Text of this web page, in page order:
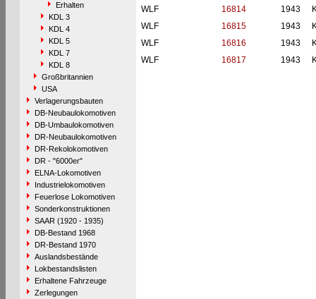
Erhalten
KDL 3
KDL 4
KDL 5
KDL 7
KDL 8
Großbritannien
USA
Verlagerungsbauten
DB-Neubaulokomotiven
DB-Umbaulokomotiven
DR-Neubaulokomotiven
DR-Rekolokomotiven
DR - "6000er"
ELNA-Lokomotiven
Industrielokomotiven
Feuerlose Lokomotiven
Sonderkonstruktionen
SAAR (1920 - 1935)
DB-Bestand 1968
DR-Bestand 1970
Auslandsbestände
Lokbestandslisten
Erhaltene Fahrzeuge
Zerlegungen
WLF
16814 1943
WLF
16815 1943
WLF
16816 1943
WLF
16817 1943